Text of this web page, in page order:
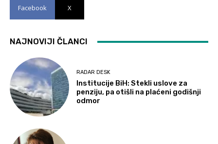
Facebook X
NAJNOVIJI ČLANCI
RADAR DESK
Institucije BiH: Stekli uslove za
penziju, pa otišli na plaćeni godišnji
odmor